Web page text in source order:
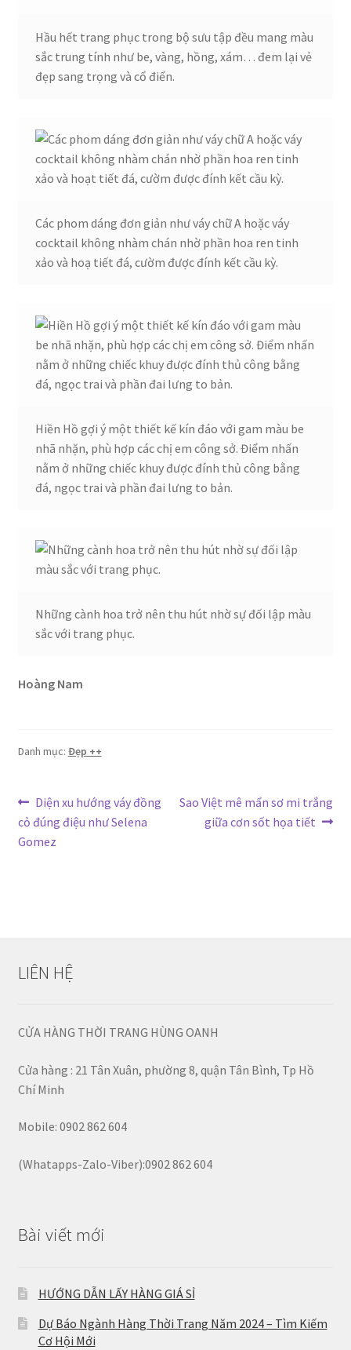
Hầu hết trang phục trong bộ sưu tập đều mang màu
sắc trung tính như be, vàng, hồng, xám… đem lại vẻ
đẹp sang trọng và cổ điển.
Các phom dáng đơn giản như váy chữ A hoặc váy
cocktail không nhàm chán nhờ phần hoa ren tinh
xảo và hoạ tiết đá, cườm được đính kết cầu kỳ.
Hiền Hồ gợi ý một thiết kế kín đáo với gam màu be
nhã nhặn, phù hợp các chị em công sở. Điểm nhấn
nằm ở những chiếc khuy được đính thủ công bằng
đá, ngọc trai và phần đai lưng to bản.
Những cành hoa trở nên thu hút nhờ sự đối lập màu
sắc với trang phục.
Hoàng Nam
Danh mục: Đẹp ++
Điều
hướng
Bài
trước:
Diện xu hướng váy đồng
cỏ đúng điệu như Selena
Gomez
Bài
Sao Việt mê mẩn sơ mi trắng
giữa cơn sốt họa tiết
LIÊN HỆ
CỬA HÀNG THỜI TRANG HÙNG OANH
Cửa hàng : 21 Tân Xuân, phường 8, quận Tân Bình, Tp Hồ
Chí Minh
Mobile: 0902 862 604
(Whatapps-Zalo-Viber):0902 862 604
Bài viết mới
HƯỚNG DẪN LẤY HÀNG GIÁ SỈ
Dự Báo Ngành Hàng Thời Trang Năm 2024 – Tìm Kiếm
Cơ Hội Mới